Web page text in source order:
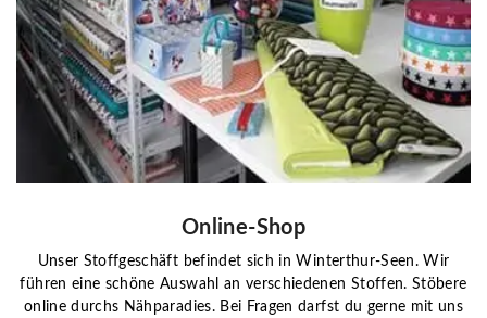
Online-Shop
Unser Stoffgeschäft befindet sich in Winterthur-Seen. Wir
führen eine schöne Auswahl an verschiedenen Stoffen. Stöbere
online durchs Nähparadies. Bei Fragen darfst du gerne mit uns